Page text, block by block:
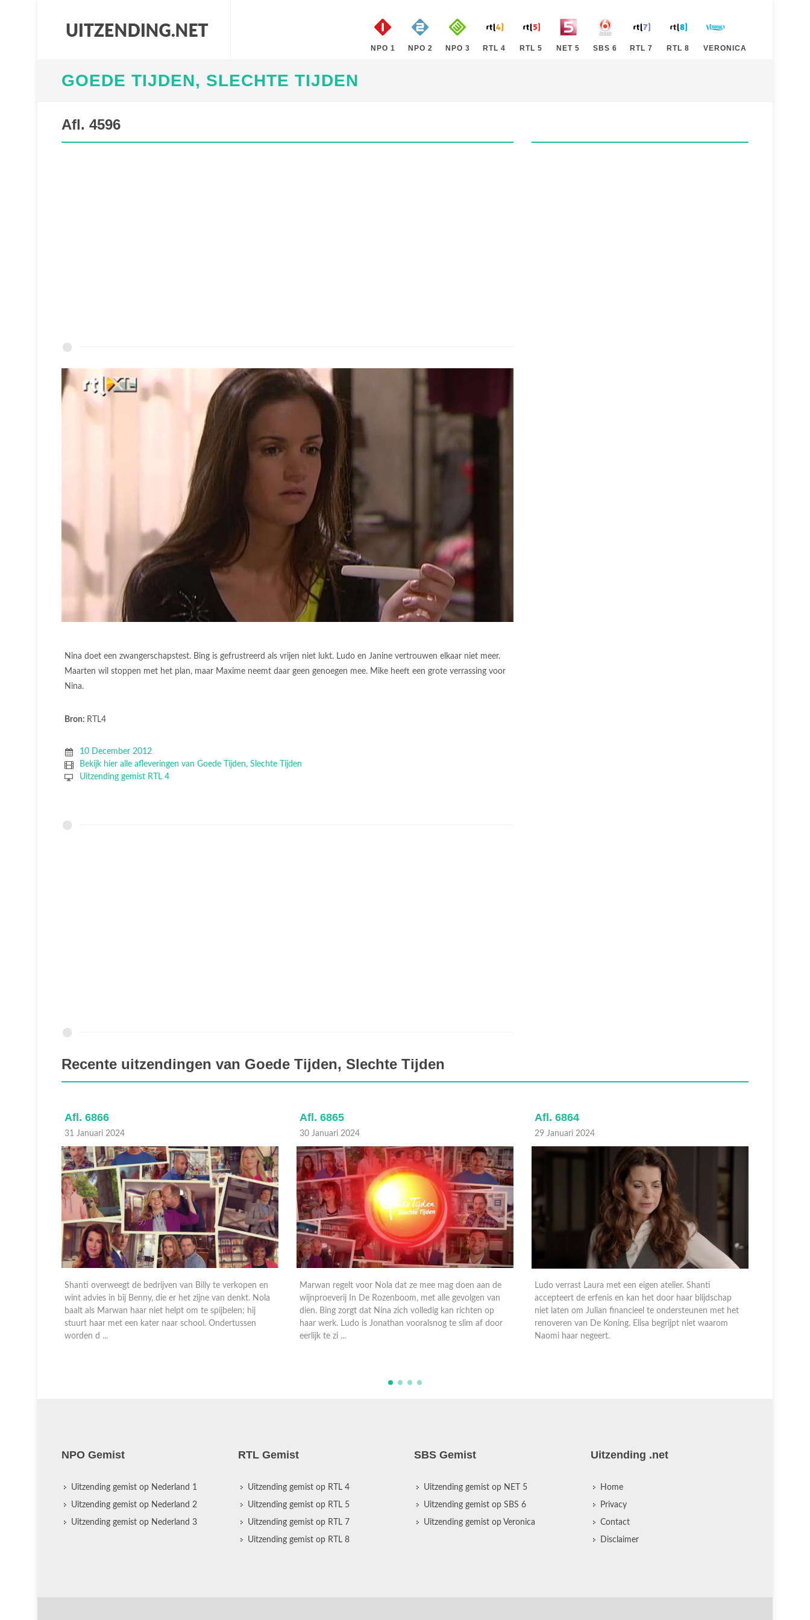
NPO 1 NPO 2 NPO 3 RTL 4 RTL 5 NET 5 SBS 6 RTL 7 RTL 8 VERONICA
GOEDE TIJDEN, SLECHTE TIJDEN
Afl. 4596
Nina doet een zwangerschapstest. Bing is gefrustreerd als vrijen niet lukt. Ludo en Janine vertrouwen elkaar niet meer.
Maarten wil stoppen met het plan, maar Maxime neemt daar geen genoegen mee. Mike heeft een grote verrassing voor
Nina.
Bron: RTL4
10 December 2012
Bekijk hier alle afleveringen van Goede Tijden, Slechte Tijden
Uitzending gemist RTL 4
Recente uitzendingen van Goede Tijden, Slechte Tijden
Afl. 6866
31 Januari 2024
Shanti overweegt de bedrijven van Billy te verkopen en
wint advies in bij Benny, die er het zijne van denkt. Nola
baalt als Marwan haar niet helpt om te spijbelen; hij
stuurt haar met een kater naar school. Ondertussen
worden d ...
Afl. 6865
30 Januari 2024
Marwan regelt voor Nola dat ze mee mag doen aan de
wijnproeverij In De Rozenboom, met alle gevolgen van
dien. Bing zorgt dat Nina zich volledig kan richten op
haar werk. Ludo is Jonathan vooralsnog te slim af door
eerlijk te zi ...
Afl. 6864
29 Januari 2024
Ludo verrast Laura met een eigen atelier. Shanti
accepteert de erfenis en kan het door haar blijdschap
niet laten om Julian financieel te ondersteunen met het
renoveren van De Koning. Elisa begrijpt niet waarom
Naomi haar negeert.
NPO Gemist
Uitzending gemist op Nederland 1
Uitzending gemist op Nederland 2
Uitzending gemist op Nederland 3
RTL Gemist
Uitzending gemist op RTL 4
Uitzending gemist op RTL 5
Uitzending gemist op RTL 7
Uitzending gemist op RTL 8
SBS Gemist
Uitzending gemist op NET 5
Uitzending gemist op SBS 6
Uitzending gemist op Veronica
Uitzending .net
Home
Privacy
Contact
Disclaimer